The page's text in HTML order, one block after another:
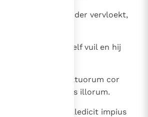
zijn tegenstander vervloekt,
alleen zichzelf vuil en hij
in WB) In ore fatuorum cor
sapientium os illorum.
in WB) Dum maledicit impius